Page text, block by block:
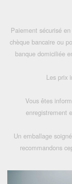
Paiement sécurisé
chèque bancaire ou
banque domiciliée
Les prix
Vous êtes
enregistrement
Un emballage
recommandons